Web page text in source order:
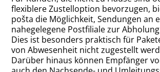
flexiblere Zustelloption bevorzugen,
pošta die Möglichkeit, Sendungen an
nahegelegene Postfiliale zur
Dies ist besonders praktisch für
von Abwesenheit nicht zugestellt
Darüber hinaus können Empfänger